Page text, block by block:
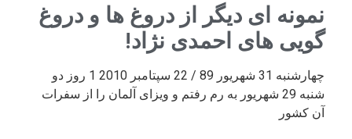
نمونه ای دیگر از دروغ ها و دروغ
گویی های احمدی نژاد!
چهارشنبه 31 شهریور 89 / 22 سپتامبر 2010 1 روز دو
شنبه 29 شهریور به رم رفتم و ویزای آلمان را از سفرات
آن کشور